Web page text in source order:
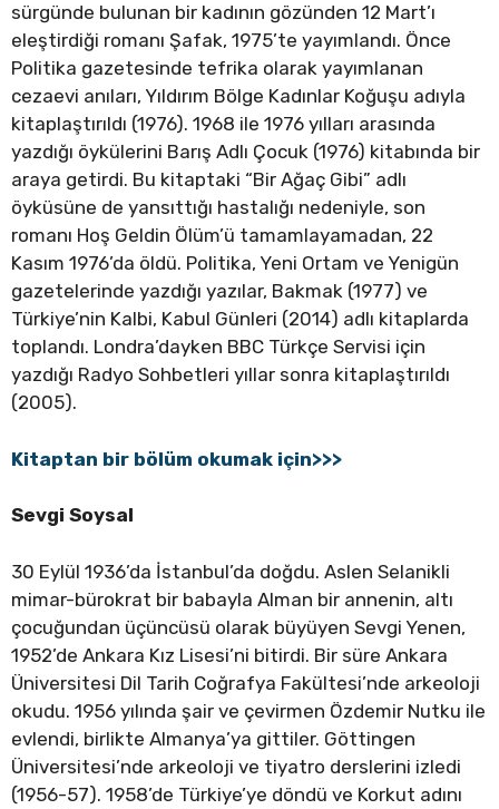
sürgünde bulunan bir kadının gözünden 12 Mart’ı
eleştirdiği romanı Şafak, 1975’te yayımlandı. Önce
Politika gazetesinde tefrika olarak yayımlanan
cezaevi anıları, Yıldırım Bölge Kadınlar Koğuşu adıyla
kitaplaştırıldı (1976). 1968 ile 1976 yılları arasında
yazdığı öykülerini Barış Adlı Çocuk (1976) kitabında bir
araya getirdi. Bu kitaptaki “Bir Ağaç Gibi” adlı
öyküsüne de yansıttığı hastalığı nedeniyle, son
romanı Hoş Geldin Ölüm’ü tamamlayamadan, 22
Kasım 1976’da öldü. Politika, Yeni Ortam ve Yenigün
gazetelerinde yazdığı yazılar, Bakmak (1977) ve
Türkiye’nin Kalbi, Kabul Günleri (2014) adlı kitaplarda
toplandı. Londra’dayken BBC Türkçe Servisi için
yazdığı Radyo Sohbetleri yıllar sonra kitaplaştırıldı
(2005).
Kitaptan bir bölüm okumak için>>>
Sevgi Soysal
30 Eylül 1936’da İstanbul’da doğdu. Aslen Selanikli
mimar-bürokrat bir babayla Alman bir annenin, altı
çocuğundan üçüncüsü olarak büyüyen Sevgi Yenen,
1952’de Ankara Kız Lisesi’ni bitirdi. Bir süre Ankara
Üniversitesi Dil Tarih Coğrafya Fakültesi’nde arkeoloji
okudu. 1956 yılında şair ve çevirmen Özdemir Nutku ile
evlendi, birlikte Almanya’ya gittiler. Göttingen
Üniversitesi’nde arkeoloji ve tiyatro derslerini izledi
(1956-57). 1958’de Türkiye’ye döndü ve Korkut adını